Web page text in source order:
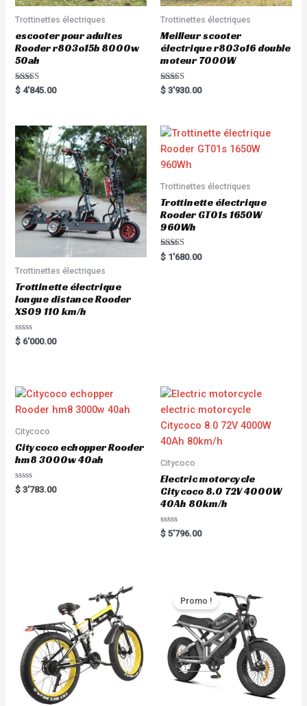
Trottinettes électriques
escooter pour adultes
Rooder r803o15b 8000w
50ah
Rated
5.00
$ 4'845.00
Trottinettes électriques
Meilleur scooter
électrique r803o16 double
moteur 7000W
Rated
5.00
$ 3'930.00
Trottinettes électriques
Trottinette électrique
longue distance Rooder
XS09 110 km/h
R
a
o
u
t
o
5
$ 6'000.00
Trottinettes électriques
Trottinette électrique
Rooder GT01s 1650W
960Wh
Rated
5.00
$ 1'680.00
Citycoco
Citycoco echopper Rooder
hm8 3000w 40ah
R
a
$ 3'783.00
Citycoco
Electric motorcycle
Citycoco 8.0 72V 4000W
40Ah 80km/h
R
a
$ 5'796.00
Promo !